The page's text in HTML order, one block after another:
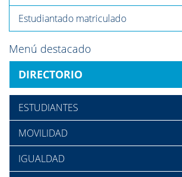
Estudiantado matriculado
Menú destacado
DIRECTORIO
ESTUDIANTES
MOVILIDAD
IGUALDAD